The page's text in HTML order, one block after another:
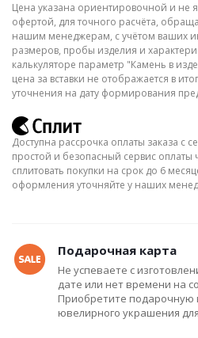
Цена указана ориентировочной и не
офертой, для точного расчёта,
нашим менеджерам, с учётом ваших
размеров, пробы изделия и
калькуляторе параметр "Камень в
цена за вставки не отображается в
уточнения на дату формирования
Доступна рассрочка оплаты заказа с
простой и безопасный сервис
сплитовать покупки на срок до 6
оформления уточняйте у наших
Подарочная карта
Не успеваете с
дате или нет времени на
Приобретите подарочную
ювелирного украшения